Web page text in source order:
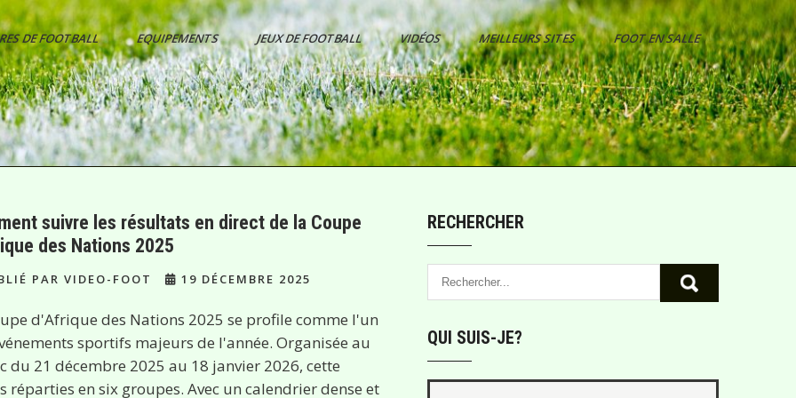
DE FOOTBALL EQUIPEMENTS JEUX DE FOOTBALL VIDÉOS MEILLEURS SITES FOOT EN SALLE
suivre les résultats en direct de la Coupe
des Nations 2025
PAR VIDEO-FOOT 19 DÉCEMBRE 2025
d'Afrique des Nations 2025 se profile comme l'un
sportifs majeurs de l'année. Organisée au
du 21 décembre 2025 au 18 janvier 2026, cette
en six groupes. Avec un calendrier dense et
RECHERCHER
QUI SUIS-JE?